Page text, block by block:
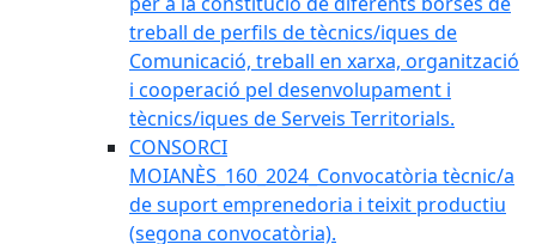
treball de perfils de tècnics/iques de
Comunicació, treball en xarxa, organització
i cooperació pel desenvolupament i
tècnics/iques de Serveis Territorials.
CONSORCI
MOIANÈS_160_2024_Convocatòria tècnic/a
de suport emprenedoria i teixit productiu
(segona convocatòria).